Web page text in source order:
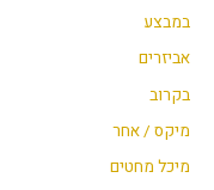
במבצע
אביזרים
בקרוב
מיקס / אחר
מיכל מחטים